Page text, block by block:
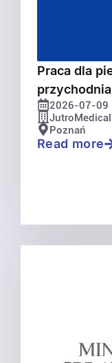
Praca dla
2026-07-09
JutroMedical
Poznań
Read more